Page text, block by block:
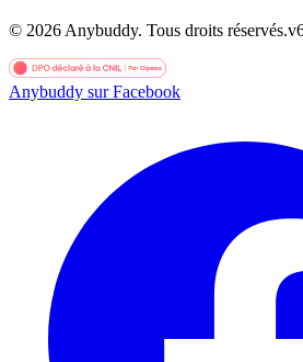
© 2026 Anybuddy. Tous droits réservés.v
Anybuddy sur Facebook